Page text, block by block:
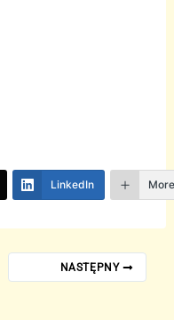
LinkedIn
NASTĘPNY